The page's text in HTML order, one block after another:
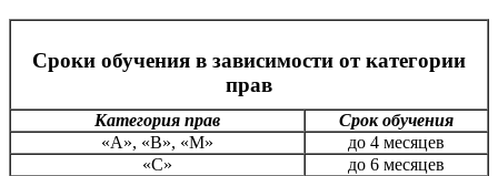
Сроки обучения в зависимости от категории
прав
Категория прав
Срок обучения
«А», «В», «М»
до 4 месяцев
«С»
до 6 месяцев